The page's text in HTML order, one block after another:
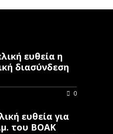
ευθεία η
διασύνδεση
0
ευθεία για
του ΒΟΑΚ